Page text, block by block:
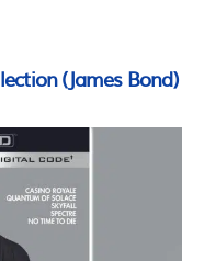
(James Bond)